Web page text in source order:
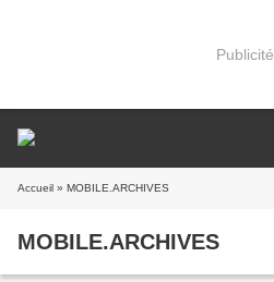
Publicité
Accueil » MOBILE.ARCHIVES
MOBILE.ARCHIVES